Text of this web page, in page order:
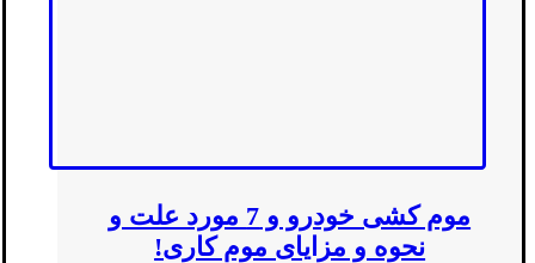
موم کشی خودرو و 7 مورد علت و
نحوه و مزایای موم کاری!